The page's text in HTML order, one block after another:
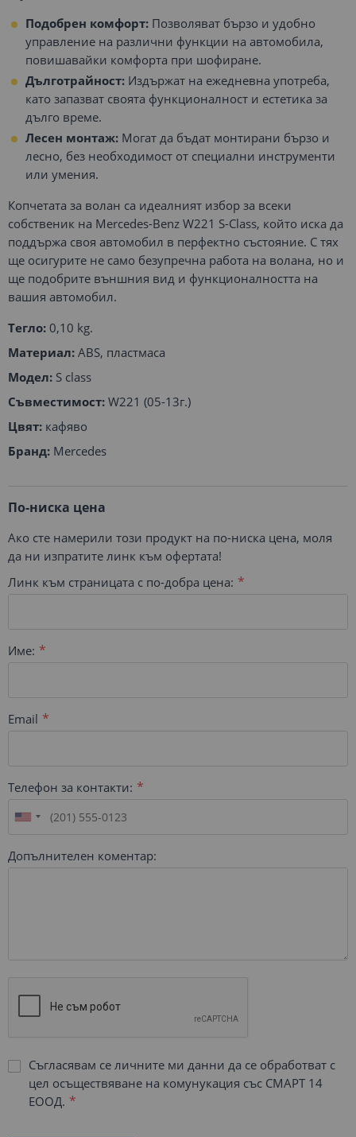
Подобрен комфорт: Позволяват бързо и удобно
управление на различни функции на автомобила,
повишавайки комфорта при шофиране.
Дълготрайност: Издържат на ежедневна употреба,
като запазват своята функционалност и естетика за
дълго време.
Лесен монтаж: Могат да бъдат монтирани бързо и
лесно, без необходимост от специални инструменти
или умения.
Копчетата за волан са идеалният избор за всеки
собственик на Mercedes-Benz W221 S-Class, който иска да
поддържа своя автомобил в перфектно състояние. С тях
ще осигурите не само безупречна работа на волана, но и
ще подобрите външния вид и функционалността на
вашия автомобил.
Тегло: 0,10 kg.
Материал: ABS, пластмаса
Модел: S class
Съвместимост: W221 (05-13г.)
Цвят: кафяво
Бранд: Mercedes
По-ниска цена
Ако сте намерили този продукт на по-ниска цена, моля
да ни изпратите линк към офертата!
Линк към страницата с по-добра цена:
Име:
Email
Телефон за контакти:
Допълнителен коментар:
Съгласявам се личните ми данни да се обработват с
цел осъществяване на комунукация със СМАРТ 14
ЕООД.